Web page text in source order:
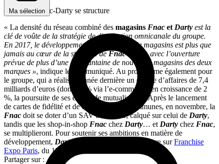
Ma sélection
Le groupe Fnac-Darty se structure
« La densité du réseau combiné des magasins Fnac et Darty est la
clé de voûte de la stratégie de distribution omnicanale du groupe.
En 2017, le développement de son réseau de magasins est plus que
jamais au cœur de la stratégie deFnac-Darty, avec l’ouverture
prévue de plus d’une cinquantaine de nouveaux magasins des deux
marques », indique le communiqué. Au programme également pour
le groupe, qui a réalisé l’année dernière un chiffre d’affaires de 7,4
milliards d’euros (dont 17 % via l’e-commerce) en croissance de 2
%, la poursuite de ses efforts de mutualisation. Après le lancement
de cartes de fidélité et de cartes cadeaux communes, en novembre, la
Fnac doit se doter d’un SAV à distance, calqué sur celui de Darty,
tandis que les shop-in-shop Fnac chez Darty… et Darty chez Fnac,
se multiplieront. Pour soutenir ses ambitions en matière de
développement, Darty exposera cette année encore surFranchise
Expo Paris, du 19 au 22 mars.
Partager sur :